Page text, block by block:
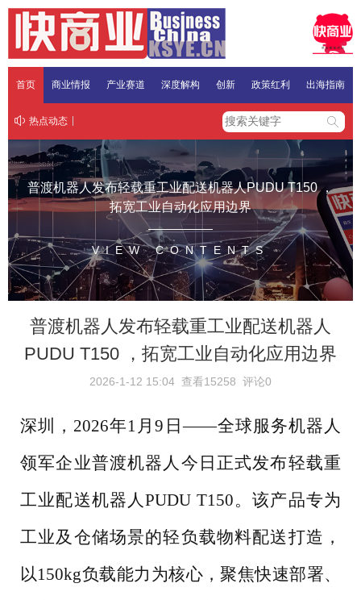
首页 商业情报 产业赛道 深度解构 创新 政策红利 出海指南
热点动态
普渡机器人发布轻载重工业配送机器人PUDU T150 ，
拓宽工业自动化应用边界
VIEW CONTENTS
普渡机器人发布轻载重工业配送机器人
PUDU T150 ，拓宽工业自动化应用边界
2026-1-12 15:04 查看15258 评论0
深圳， 2026年1月9日——全球服务机器人
领军企业普渡机器人今日正式发布轻载重
工业配送机器人PUDU T150。该产品专为
工业及仓储场景的轻负载物料配送打造，
以150kg负载能力为核心，聚焦快速部署、